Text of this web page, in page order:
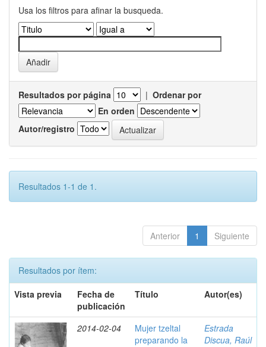
Usa los filtros para afinar la busqueda.
Resultados por página | Ordenar por
En orden
Autor/registro
Resultados 1-1 de 1.
Anterior 1 Siguiente
Resultados por ítem:
Vista previa
Fecha de
publicación
Título Autor(es)
2014-02-04
Mujer tzeltal
preparando la
Estrada
Discua, Raúl